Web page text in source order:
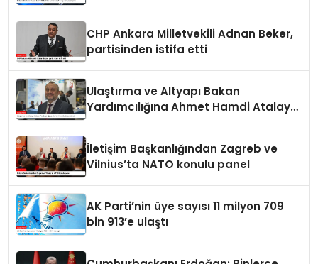
CHP Ankara Milletvekili Adnan Beker,
partisinden istifa etti
Ulaştırma ve Altyapı Bakan
Yardımcılığına Ahmet Hamdi Atalay
İletişim Başkanlığından Zagreb ve
Vilnius’ta NATO konulu panel
AK Parti’nin üye sayısı 11 milyon 709
bin 913’e ulaştı